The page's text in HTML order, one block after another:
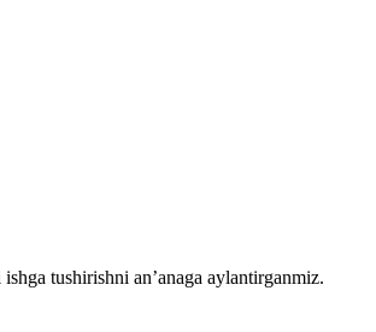
tushirishni an’anaga aylantirganmiz.